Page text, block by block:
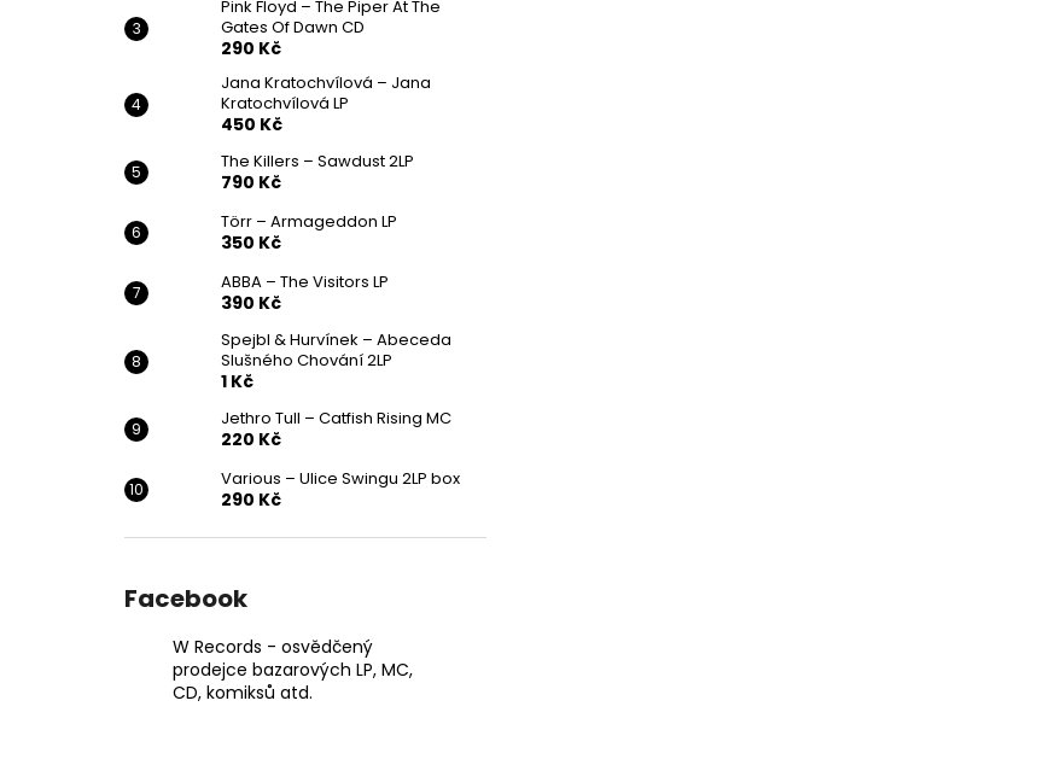
Pink Floyd – The Piper At The
Gates Of Dawn CD
290 Kč
Jana Kratochvílová – Jana
Kratochvílová LP
450 Kč
The Killers – Sawdust 2LP
790 Kč
Törr – Armageddon LP
350 Kč
ABBA – The Visitors LP
390 Kč
Spejbl & Hurvínek – Abeceda
Slušného Chování 2LP
1 Kč
Jethro Tull – Catfish Rising MC
220 Kč
Various ‎– Ulice Swingu 2LP box
290 Kč
Facebook
W Records - osvědčený
prodejce bazarových LP, MC,
CD, komiksů atd.